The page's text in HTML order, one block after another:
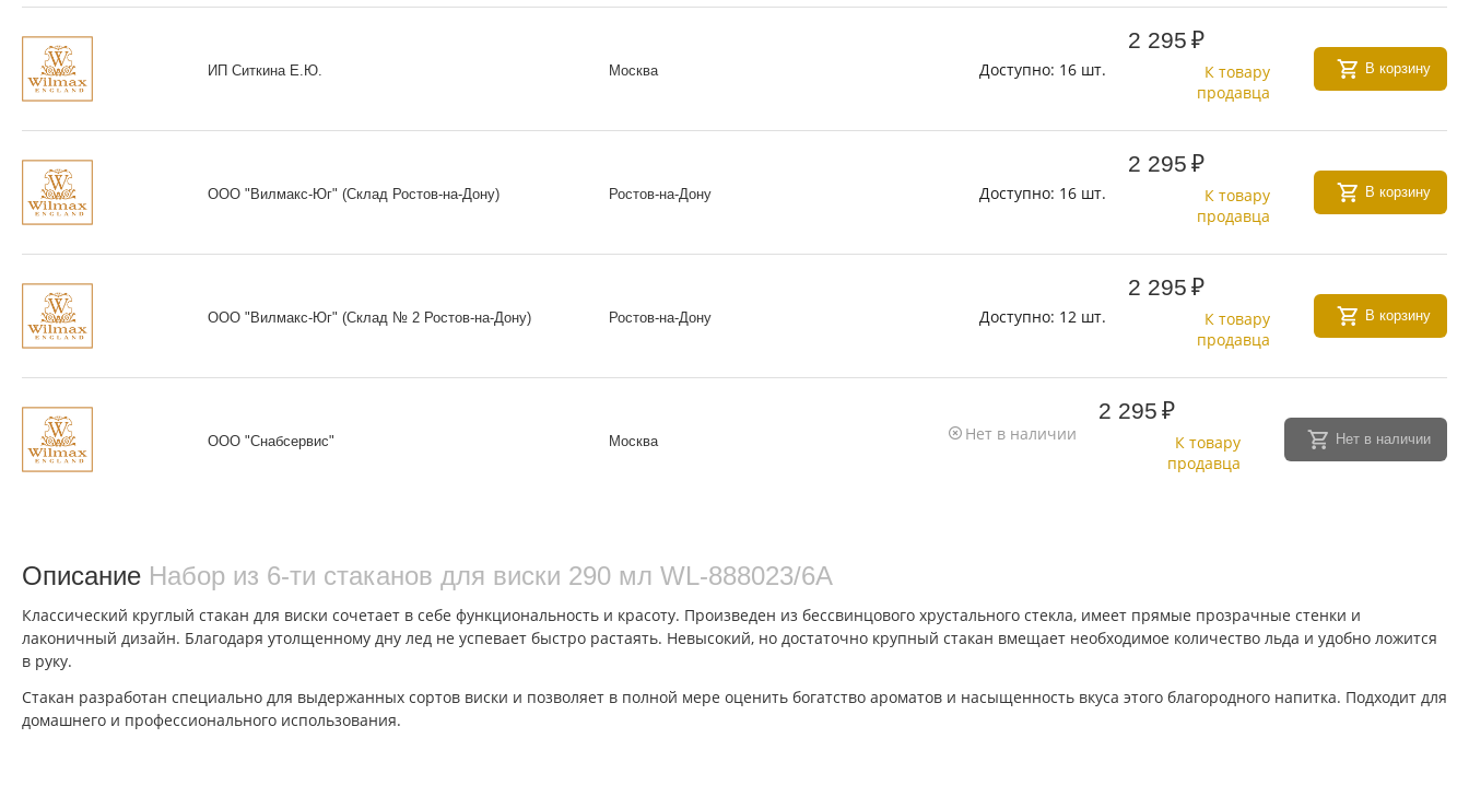
ИП Ситкина Е.Ю. Москва Доступно: 16 шт.
2 295 ₽
К товару
продавца
В корзину
ООО "Вилмакс-Юг" (Склад Ростов-на-Дону) Ростов-на-Дону Доступно: 16 шт.
2 295 ₽
К товару
продавца
В корзину
ООО "Вилмакс-Юг" (Склад № 2 Ростов-на-Дону) Ростов-на-Дону Доступно: 12 шт.
2 295 ₽
К товару
продавца
В корзину
ООО "Снабсервис" Москва Нет в наличии
2 295 ₽
К товару
продавца
Нет в наличии
Описание Набор из 6-ти стаканов для виски 290 мл WL‑888023/6A
Классический круглый стакан для виски сочетает в себе функциональность и красоту. Произведен из бессвинцового хрустального стекла, имеет прямые прозрачные стенки и
лаконичный дизайн. Благодаря утолщенному дну лед не успевает быстро растаять. Невысокий, но достаточно крупный стакан вмещает необходимое количество льда и удобно ложится
в руку.
Стакан разработан специально для выдержанных сортов виски и позволяет в полной мере оценить богатство ароматов и насыщенность вкуса этого благородного напитка. Подходит для
домашнего и профессионального использования.